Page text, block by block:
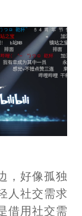
，好像孤独
人社交需求
借用社交需